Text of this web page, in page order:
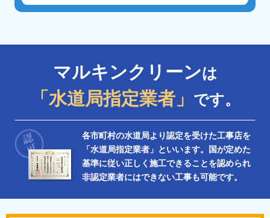
マルキンクリーンは
「水道局指定業者」 です。
各市町村の水道局より認定を受けた工事店を
「水道局指定業者」といいます。国が定めた
基準に従い正しく施工できることを認められ
非認定業者にはできない工事も可能です。